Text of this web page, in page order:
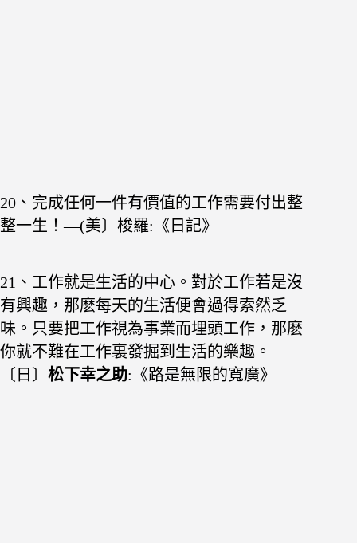
20、完成任何一件有價值的工作需要付出整
整一生！—(美〕梭羅:《日記》
21、工作就是生活的中心。對於工作若是沒
有興趣， 那麽每天的生活便會過得索然乏
味。只要把工作視為事業而埋頭工作，那麽
你就不難在工作裏發掘到生活的樂趣。
〔日〕 松下幸之助:《路是無限的寬廣》